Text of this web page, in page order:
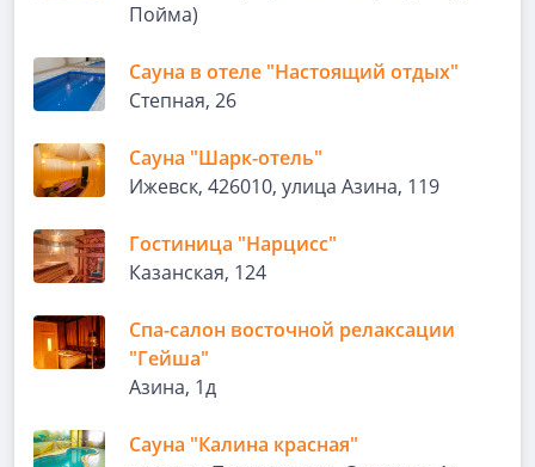
Пойма)
Сауна в отеле "Настоящий отдых"
Степная, 26
Cауна "Шарк-отель"
Ижевск, 426010, улица Азина, 119
Гостиница "Нарцисс"
Казанская, 124
Спа-салон восточной релаксации
"Гейша"
Азина, 1д
Сауна "Калина красная"